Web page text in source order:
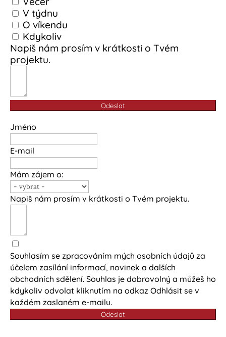
V týdnu
O víkendu
Kdykoliv
Napiš nám prosím v krátkosti o Tvém
projektu.
Odeslat
Jméno
E-mail
Mám zájem o:
Napiš nám prosím v krátkosti o Tvém projektu.
Souhlasím se zpracováním mých osobních údajů za
účelem zasílání informací, novinek a dalších
obchodních sdělení. Souhlas je dobrovolný a můžeš ho
kdykoliv odvolat kliknutím na odkaz Odhlásit se v
každém zaslaném e-mailu.
Odeslat